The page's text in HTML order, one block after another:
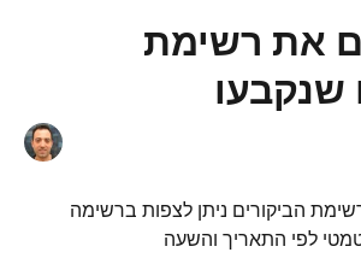
את רשימת
שנקבעו
הביקורים ניתן לצפות ברשימה
לפי התאריך והשעה